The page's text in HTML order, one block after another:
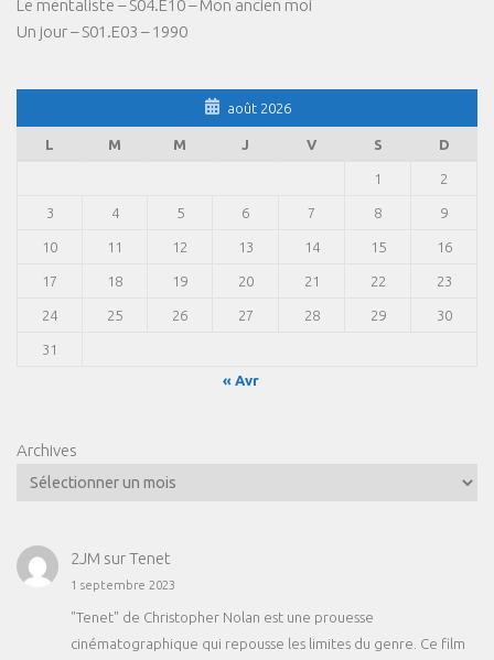
Le mentaliste – S04.E10 – Mon ancien moi
Un jour – S01.E03 – 1990
août 2026
L M M J V S D
1 2
3 4 5 6 7 8 9
10 11 12 13 14 15 16
17 18 19 20 21 22 23
24 25 26 27 28 29 30
31
« Avr
Archives
2JM surTenet
1 septembre 2023
"Tenet" de Christopher Nolan est une prouesse
cinématographique qui repousse les limites du genre. Ce film